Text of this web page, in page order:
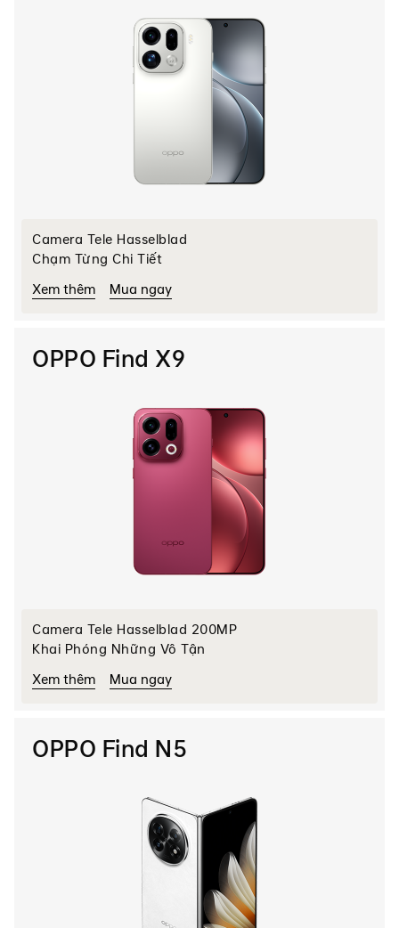
Camera Tele Hasselblad
Chạm Từng Chi Tiết
Xem thêm
Mua ngay
OPPO Find X9
Camera Tele Hasselblad 200MP
Khai Phóng Những Vô Tận
Xem thêm
Mua ngay
OPPO Find N5